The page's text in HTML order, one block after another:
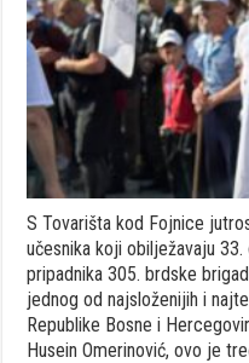
S Tovarišta kod Fojnice
učesnika koji obilježavaju
pripadnika 305. brdske
jednog od najsloženijih i
Republike Bosne i
Husein Omerinović, ovo je